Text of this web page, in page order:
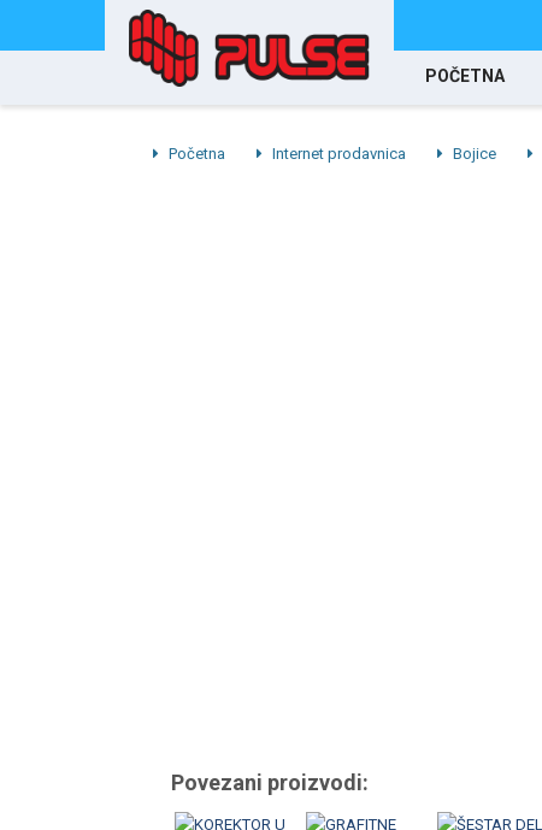
POČETNA
Početna Internet prodavnica Bojice
Povezani proizvodi: